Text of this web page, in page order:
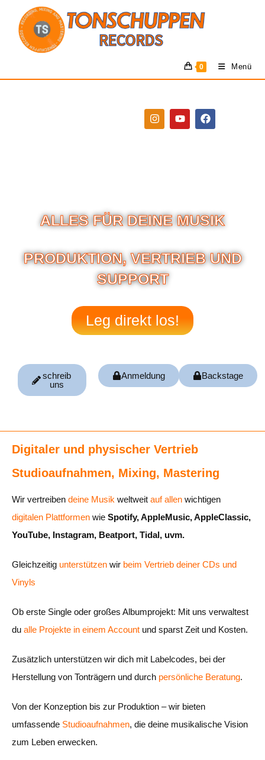
0 Menü
ALLES FÜR DEINE MUSIK
PRODUKTION, VERTRIEB UND
SUPPORT
Leg direkt los!
schreib
uns
Anmeldung Backstage
Digitaler und physischer Vertrieb
Studioaufnahmen, Mixing, Mastering
Wir vertreiben deine Musik weltweit auf allen wichtigen
digitalen Plattformen wie Spotify, AppleMusic, AppleClassic,
YouTube, Instagram, Beatport, Tidal, uvm.
Gleichzeitig unterstützen wir beim Vertrieb deiner CDs und
Vinyls
Ob erste Single oder großes Albumprojekt: Mit uns verwaltest
du alle Projekte in einem Account und sparst Zeit und Kosten.
Zusätzlich unterstützen wir dich mit Labelcodes, bei der
Herstellung von Tonträgern und durch persönliche Beratung.
Von der Konzeption bis zur Produktion – wir bieten
umfassende Studioaufnahmen, die deine musikalische Vision
zum Leben erwecken.